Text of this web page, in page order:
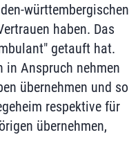
württembergischen
haben. Das
getauft hat.
in Anspruch nehmen
übernehmen und so
respektive für
übernehmen,